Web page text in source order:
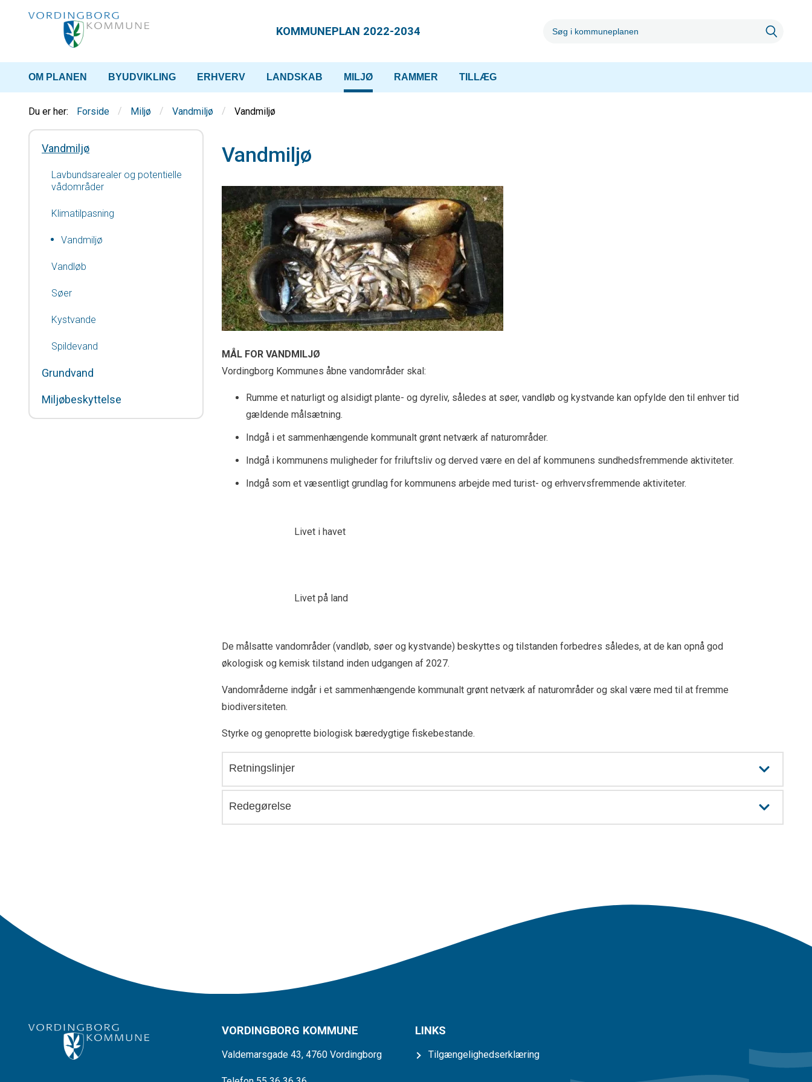
KOMMUNEPLAN 2022-2034
OM PLANEN BYUDVIKLING ERHVERV LANDSKAB MILJØ RAMMER TILLÆG
Forside / Miljø / Vandmiljø / Vandmiljø
Vandmiljø
Lavbundsarealer og potentielle
vådområder
Klimatilpasning
Vandmiljø
Vandløb
Søer
Kystvande
Spildevand
Grundvand
Miljøbeskyttelse
Vandmiljø
MÅL FOR VANDMILJØ
Vordingborg Kommunes åbne vandområder skal:
Rumme et naturligt og alsidigt plante- og dyreliv, således at søer, vandløb og kystvande kan opfylde den til enhver tid
gældende målsætning.
Indgå i et sammenhængende kommunalt grønt netværk af naturområder.
Indgå i kommunens muligheder for friluftsliv og derved være en del af kommunens sundhedsfremmende aktiviteter.
Indgå som et væsentligt grundlag for kommunens arbejde med turist- og erhvervsfremmende aktiviteter.
De målsatte vandområder (vandløb, søer og kystvande) beskyttes og tilstanden forbedres således, at de kan opnå god
økologisk og kemisk tilstand inden udgangen af 2027.
Vandområderne indgår i et sammenhængende kommunalt grønt netværk af naturområder og skal være med til at fremme
biodiversiteten.
Styrke og genoprette biologisk bæredygtige fiskebestande.
Retningslinjer
Redegørelse
VORDINGBORG KOMMUNE
Valdemarsgade 43, 4760 Vordingborg
LINKS
Tilgængelighedserklæring